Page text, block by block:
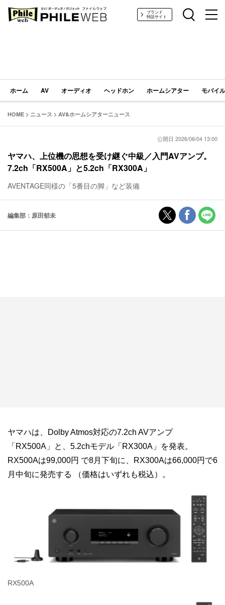
PHILE WEB｜AV/オーディオ/ガジェットブランド
特設サイト
ホーム AV オーディオ ヘッドホン ホームシアター モバイ
HOME > ニュース > AV&ホームシアターニュース
公開日 2026/06/04 13:00
ヤマハ、上位機の思想を受け継ぐ中級／入門AVアンプ。
7.2ch「RX500A」と5.2ch「RX300A」
AVENTAGE同様の「5番目の脚」など装備
編集部：原田郁未
ヤマハは、Dolby Atmos対応の7.2ch AVアンプ
「RX500A」と、5.2chモデル「RX300A」を発表。
RX500Aは99,000円 で8月下旬に、RX300Aは66,000円で6
月中旬に発売する
（価格はいずれも税込）。
RX500A